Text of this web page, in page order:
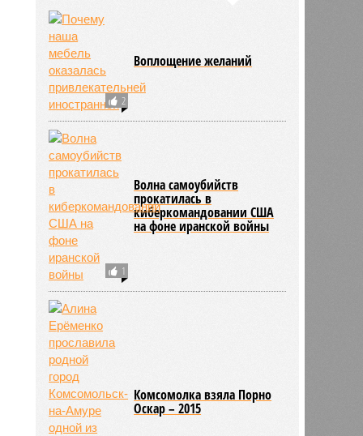
2
Воплощение желаний
1
Волна самоубийств
прокатилась в
киберкомандовании США
на фоне иранской войны
Комсомолка взяла Порно
Оскар – 2015